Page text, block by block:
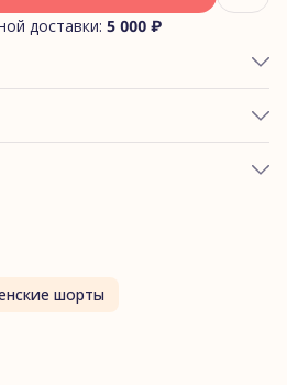
доставки: 5 000 ₽
Велосипедки_принт
шорты